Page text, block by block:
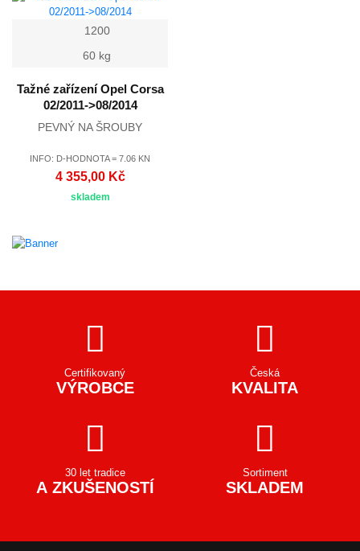
1200
60 kg
Tažné zařízení Opel Corsa
02/2011->08/2014
PEVNÝ NA ŠROUBY
INFO: D-HODNOTA = 7.06 KN
4 355,00 Kč
skladem
Certifikovaný
VÝROBCE
Česká
KVALITA
30 let tradice
A ZKUŠENOSTÍ
Sortiment
SKLADEM